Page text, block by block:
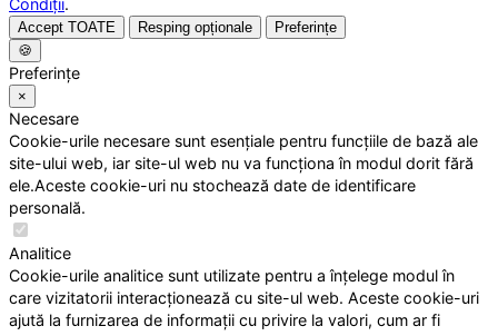
Condiții.
Accept TOATE Resping opționale
Preferințe
🍪
Preferințe
×
Necesare
Cookie-urile necesare sunt esențiale pentru funcțiile de bază ale
site-ului web, iar site-ul web nu va funcționa în modul dorit fără
ele.Aceste cookie-uri nu stochează date de identificare
personală.
Analitice
Cookie-urile analitice sunt utilizate pentru a înțelege modul în
care vizitatorii interacționează cu site-ul web. Aceste cookie-uri
ajută la furnizarea de informații cu privire la valori, cum ar fi